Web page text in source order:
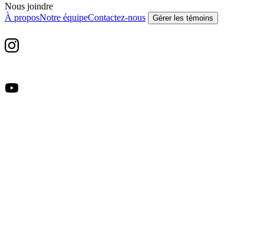
Nous joindre
À proposNotre équipeContactez-nous Gérer les témoins